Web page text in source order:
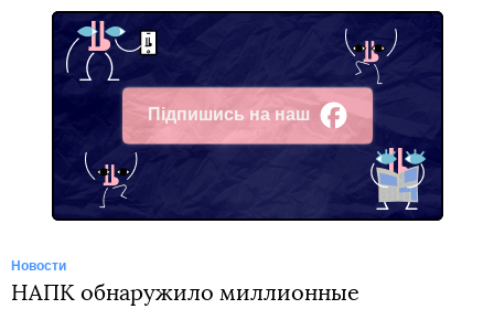
Підпишись на наш
Facebook
Новости
НАПК обнаружило миллионные